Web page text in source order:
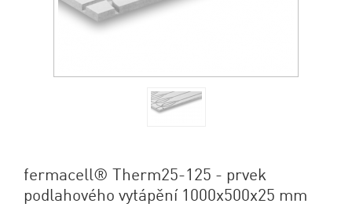
fermacell® Therm25-125 - prvek
podlahového vytápění 1000x500x25 mm